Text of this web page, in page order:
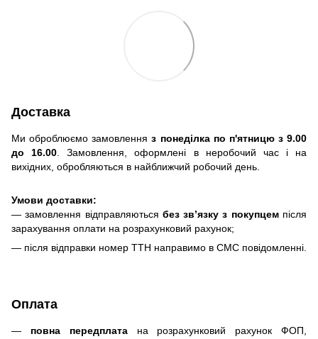
Доставка
Ми оброблюємо замовленняз понеділка по п'ятницю з 9.00
до 16.00. Замовлення, оформлені в неробочий час і на
вихідних, обробляються в найближчий робочий день.
Умови доставки:
— замовлення відправляються без зв’язку з покупцемпісля
зарахування оплати на розрахунковий рахунок;
— після відправки номер ТТН направимо в СМС повідомленні.
Оплата
— повна передплатана розрахунковий рахунок ФОП,